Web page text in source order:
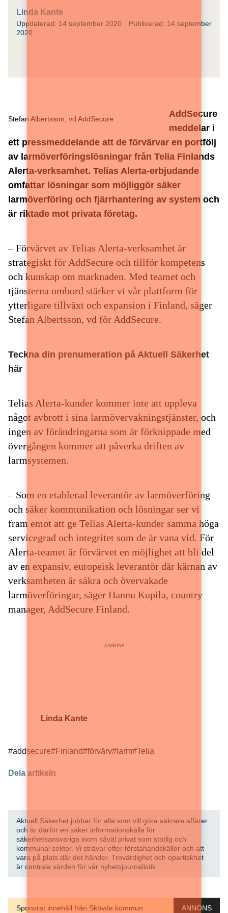
Linda Kante
Uppdaterad: 14 september 2020
Publicerad: 14 september
2020
Stefan Albertsson, vd AddSecure
AddSecure
meddelar i
ett pressmeddelande att de förvärvar en portfölj
av larmöverföringslösningar från Telia Finlands
Alerta-verksamhet. Telias Alerta-erbjudande
omfattar lösningar som möjliggör säker
larmöverföring och fjärrhantering av system och
är riktade mot privata företag.
– Förvärvet av Telias Alerta-verksamhet är
strategiskt för AddSecure och tillför kompetens
och kunskap om marknaden. Med teamet och
tjänsterna ombord stärker vi vår plattform för
ytterligare tillväxt och expansion i Finland, säger
Stefan Albertsson, vd för AddSecure.
Teckna din prenumeration på Aktuell Säkerhet
här
Telias Alerta-kunder kommer inte att uppleva
något avbrott i sina larmövervakningstjänster, och
ingen av förändringarna som är förknippade med
övergången kommer att påverka driften av
larmsystemen.
– Som en etablerad leverantör av larmöverföring
och säker kommunikation och lösningar ser vi
fram emot att ge Telias Alerta-kunder samma höga
servicegrad och integritet som de är vana vid. För
Alerta-teamet är förvärvet en möjlighet att bli del
av en expansiv, europeisk leverantör där kärnan av
verksamheten är säkra och övervakade
larmöverföringar, säger Hannu Kupila, country
manager, AddSecure Finland.
ANNONS
Linda Kante
#addsecure#Finland#förvärv#larm#Telia
Dela artikeln
Aktuell Säkerhet jobbar för alla som vill göra säkrare affärer
och är därför en säker informationskälla för
säkerhetsansvariga inom såväl privat som statlig och
kommunal sektor. Vi strävar efter förstahandskällor och att
vara på plats där det händer. Trovärdighet och opartiskhet
är centrala värden för vår nyhetsjournalistik
Sponsrat innehåll från Skövde kommun ANNONS